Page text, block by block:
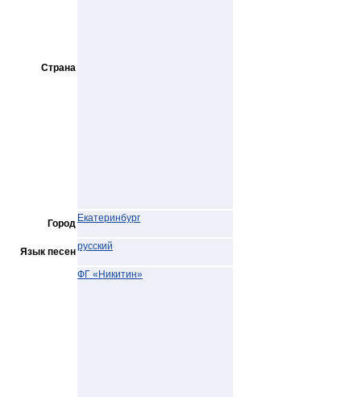
Страна
Город Екатеринбург
Язык песенрусский
ФГ «Никитин»